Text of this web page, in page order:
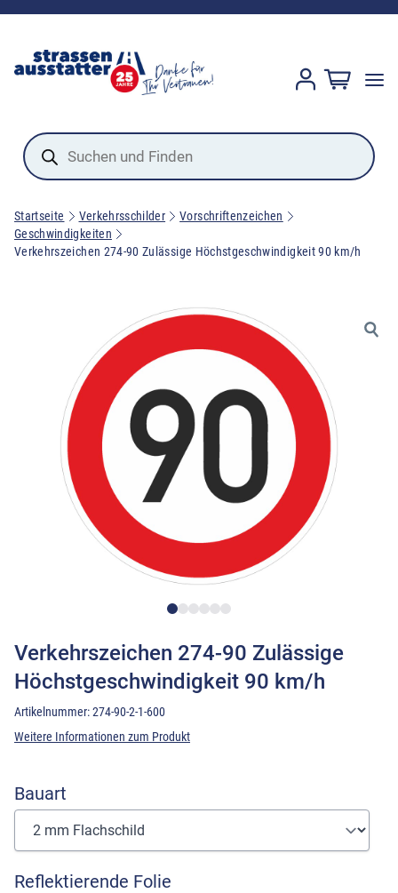
Products
search
Startseite Verkehrsschilder
Vorschriftenzeichen
Geschwindigkeiten
Verkehrszeichen 274-90 Zulässige Höchstgeschwindigkeit 90 km/h
Verkehrszeichen 274-90 Zulässige
Höchstgeschwindigkeit 90 km/h
Artikelnummer:274-90-2-1-600
Weitere Informationen zum Produkt
Bauart
Reflektierende Folie